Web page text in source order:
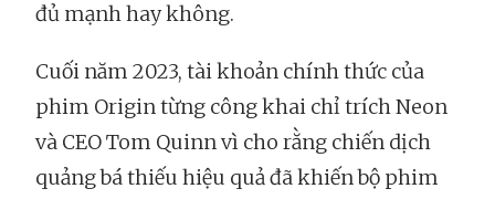
đủ mạnh hay không.
Cuối năm 2023, tài khoản chính thức của
phim Origin từng công khai chỉ trích Neon
và CEO Tom Quinn vì cho rằng chiến dịch
quảng bá thiếu hiệu quả đã khiến bộ phim